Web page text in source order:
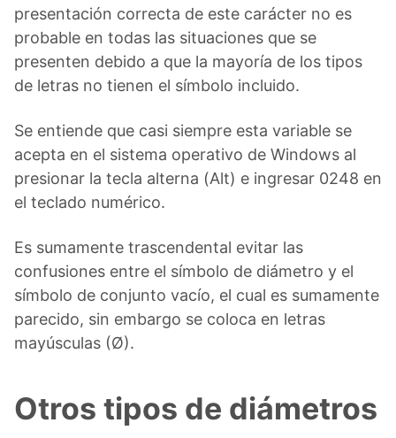
presentación correcta de este carácter no es
probable en todas las situaciones que se
presenten debido a que la mayoría de los tipos
de letras no tienen el símbolo incluido.
Se entiende que casi siempre esta variable se
acepta en el sistema operativo de Windows al
presionar la tecla alterna (Alt) e ingresar 0248 en
el teclado numérico.
Es sumamente trascendental evitar las
confusiones entre el símbolo de diámetro y el
símbolo de conjunto vacío, el cual es sumamente
parecido, sin embargo se coloca en letras
mayúsculas (Ø).
Otros tipos de diámetros